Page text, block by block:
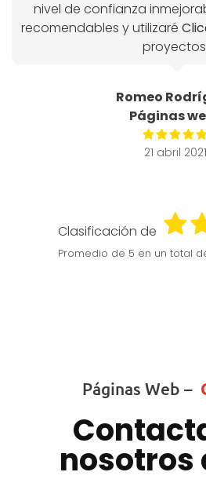
nivel de confianza
recomendables y utilizaré
Romeo
Páginas
21 abril 2021
Clasificación de
Promedio de 5 en un total
Páginas Web –
nosotros